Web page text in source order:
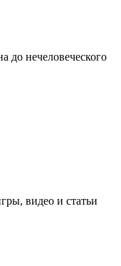
до нечеловеческого
видео и статьи